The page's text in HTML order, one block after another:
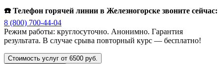
☎️ Телефон горячей линии в Железногорске звоните сейчас:
8 (800) 700-44-04
Режим работы: круглосуточно. Анонимно. Гарантия
результата. В случае срыва повторный курс — бесплатно!
Стоимость услуг от 6500 руб.